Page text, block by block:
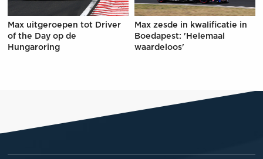
Max uitgeroepen tot Driver
of the Day op de
Hungaroring
Max zesde in kwalificatie in
Boedapest: 'Helemaal
waardeloos'